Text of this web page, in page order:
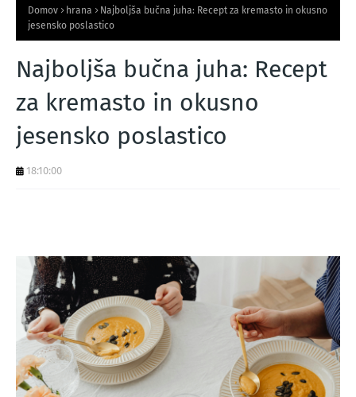
Domov hrana
Najboljša bučna juha: Recept za kremasto in okusno
jesensko poslastico
Najboljša bučna juha: Recept
za kremasto in okusno
jesensko poslastico
18:10:00